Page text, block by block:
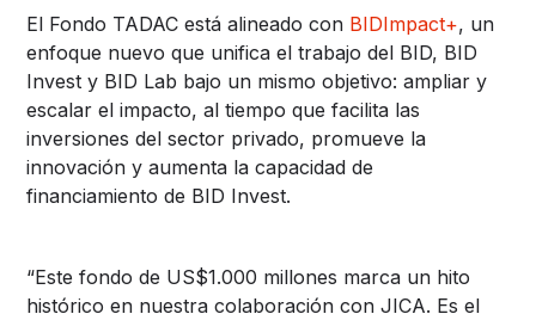
El Fondo TADAC está alineado con BIDImpact+, un
enfoque nuevo que unifica el trabajo del BID, BID
Invest y BID Lab bajo un mismo objetivo: ampliar y
escalar el impacto, al tiempo que facilita las
inversiones del sector privado, promueve la
innovación y aumenta la capacidad de
financiamiento de BID Invest.
“Este fondo de US$1.000 millones marca un hito
histórico en nuestra colaboración con JICA. Es el